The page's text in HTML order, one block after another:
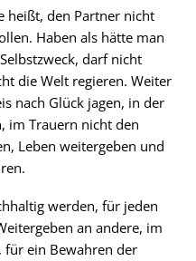
heißt, den Partner nicht
Haben als hätte man
darf nicht
die Welt regieren. Weiter
nach Glück jagen, in der
im Trauern nicht den
Leben weitergeben und
werden, für jeden
an andere, im
für ein Bewahren der